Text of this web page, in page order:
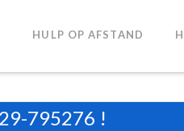
HULP OP AFSTAND
795276 !